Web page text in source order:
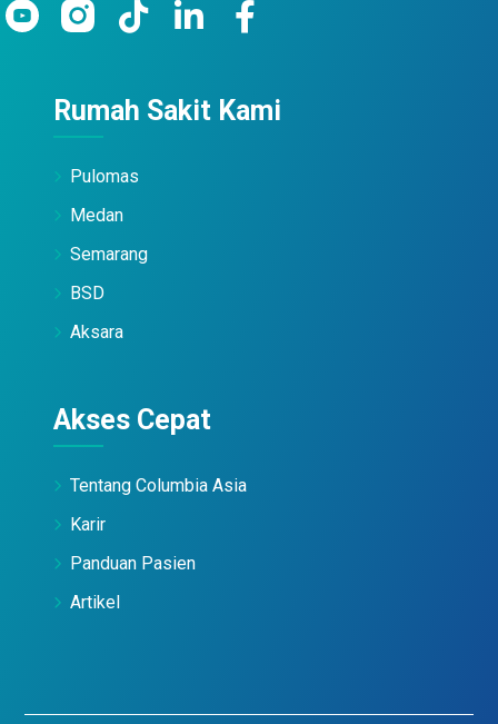
Rumah Sakit Kami
Pulomas
Medan
Semarang
BSD
Aksara
Akses Cepat
Tentang Columbia Asia
Karir
Panduan Pasien
Artikel